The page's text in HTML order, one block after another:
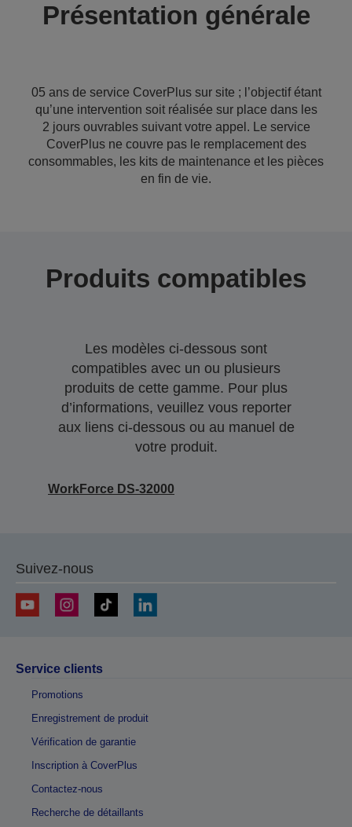
Présentation générale
05 ans de service CoverPlus sur site ; l’objectif étant
qu’une intervention soit réalisée sur place dans les
2 jours ouvrables suivant votre appel. Le service
CoverPlus ne couvre pas le remplacement des
consommables, les kits de maintenance et les pièces
en fin de vie.
Produits compatibles
Les modèles ci-dessous sont
compatibles avec un ou plusieurs
produits de cette gamme. Pour plus
d’informations, veuillez vous reporter
aux liens ci-dessous ou au manuel de
votre produit.
WorkForce DS-32000
Suivez-nous
Service clients
Promotions
Enregistrement de produit
Vérification de garantie
Inscription à CoverPlus
Contactez-nous
Recherche de détaillants